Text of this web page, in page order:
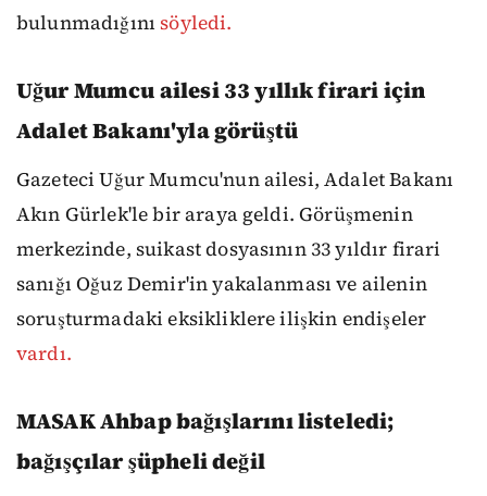
bulunmadığınısöyledi.
Uğur Mumcu ailesi 33 yıllık firari için
Adalet Bakanı'yla görüştü
Gazeteci Uğur Mumcu'nun ailesi, Adalet Bakanı
Akın Gürlek'le bir araya geldi. Görüşmenin
merkezinde, suikast dosyasının 33 yıldır firari
sanığı Oğuz Demir'in yakalanması ve ailenin
soruşturmadaki eksikliklere ilişkin endişeler
vardı.
MASAK Ahbap bağışlarını listeledi;
bağışçılar şüpheli değil